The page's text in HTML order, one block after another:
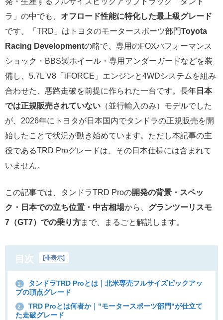
ラ」の中でも、 オフロード性能に特化した最上級グレード
です。「TRD」はトヨタのモータースポーツ部門Toyota
Racing Developmentの略で、専用のFOXパフォーマンス
ショック・BBS製ホイール・専用アンダーガードなどを装
備し、5.7L V8「iFORCE」エンジンと4WDシステムを組み
合わせた、悪路走破を前提に作られた一台です。長年日本
では正規販売されていない （並行輸入のみ）モデルでした
が、2026年にトヨタが日本国内でタンドラの正規販売を開
始したことで状況が動き始めています。ただし本記事の主
役であるTRD Proグレードは、その日本仕様には含まれて
いません。
この記事では、タンドラTRD Proの開発の背景・スペッ
ク・日本での立ち位置・中古相場から、 グランツーリスモ
7（GT7）での乗り方まで、まるごと解説します。
目次 [非表示]
1.
タンドラTRD Proとは｜北米専売フルサイズピックアッ
プの頂点グレード
2.
TRD Proとは何者か｜"モータースポーツ部門"が仕立て
た走破グレード